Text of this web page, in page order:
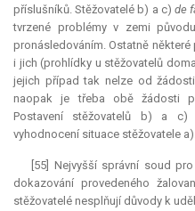
příslušníků. Stěžovatelé b) a c) de
tvrzené problémy v zemi
pronásledováním. Ostatně
i jich (prohlídky u stěžovatelů
jejich případ tak nelze od
naopak je třeba obě žádosti
Postavení stěžovatelů b) a
vyhodnocení situace stěžovatele
[55] Nejvyšší správní soud
dokazování provedeného
stěžovatelé nesplňují důvody k